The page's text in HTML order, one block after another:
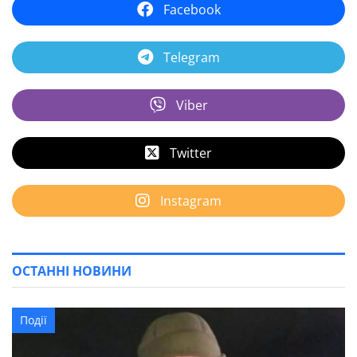
Facebook
Telegram
Viber
Twitter
Instagram
ОСТАННІ НОВИНИ
Події